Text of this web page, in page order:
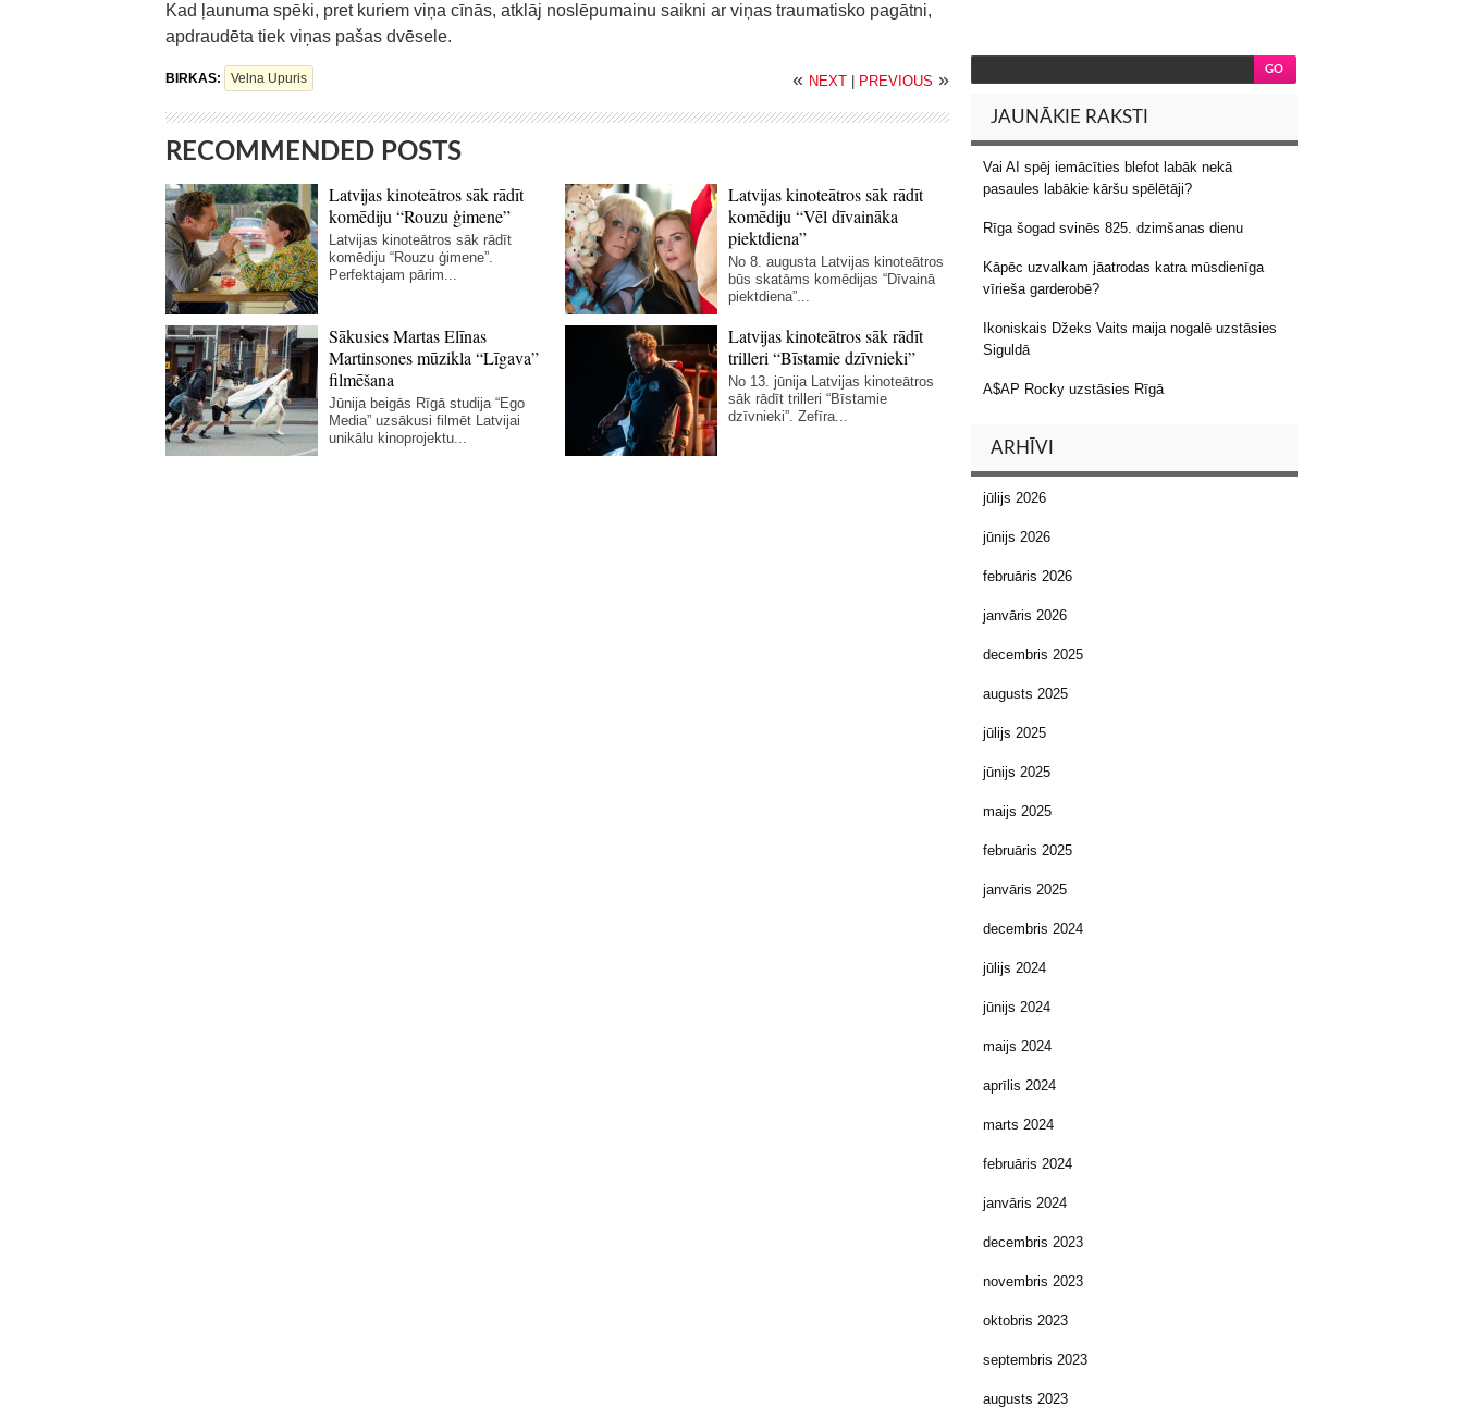
Kad ļaunuma spēki, pret kuriem viņa cīnās, atklāj noslēpumainu saikni ar viņas traumatisko pagātni,
apdraudēta tiek viņas pašas dvēsele.
BIRKAS: Velna Upuris « NEXT PREVIOUS »
RECOMMENDED POSTS
Latvijas kinoteātros sāk rādīt
komēdiju “Rouzu ģimene”
Latvijas kinoteātros sāk rādīt
komēdiju “Rouzu ģimene”.
Perfektajam pārim...
Latvijas kinoteātros sāk rādīt
komēdiju “Vēl dīvaināka
piektdiena”
No 8. augusta Latvijas kinoteātros
būs skatāms komēdijas “Dīvainā
piektdiena”...
Sākusies Martas Elīnas
Martinsones mūzikla “Līgava”
filmēšana
Jūnija beigās Rīgā studija “Ego
Media” uzsākusi filmēt Latvijai
unikālu kinoprojektu...
Latvijas kinoteātros sāk rādīt
trilleri “Bīstamie dzīvnieki”
No 13. jūnija Latvijas kinoteātros
sāk rādīt trilleri “Bīstamie
dzīvnieki”. Zefīra...
JAUNĀKIE RAKSTI
Vai AI spēj iemācīties blefot labāk nekā
pasaules labākie kāršu spēlētāji?
Rīga šogad svinēs 825. dzimšanas dienu
Kāpēc uzvalkam jāatrodas katra mūsdienīga
vīrieša garderobē?
Ikoniskais Džeks Vaits maija nogalē uzstāsies
Siguldā
A$AP Rocky uzstāsies Rīgā
ARHĪVI
jūlijs 2026
jūnijs 2026
februāris 2026
janvāris 2026
decembris 2025
augusts 2025
jūlijs 2025
jūnijs 2025
maijs 2025
februāris 2025
janvāris 2025
decembris 2024
jūlijs 2024
jūnijs 2024
maijs 2024
aprīlis 2024
marts 2024
februāris 2024
janvāris 2024
decembris 2023
novembris 2023
oktobris 2023
septembris 2023
augusts 2023